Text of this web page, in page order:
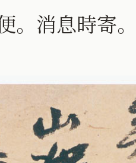
。消息時